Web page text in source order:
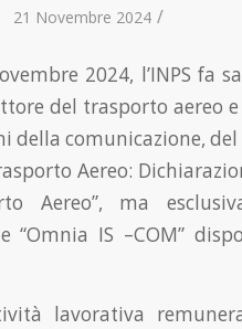
21 Novembre 2024 /
2024, l’INPS fa
del trasporto aereo
comunicazione, del
Aereo:
Aereo”, ma
“Omnia IS –COM”
lavorativa